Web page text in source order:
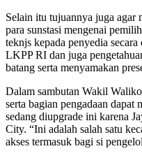
Selain itu tujuannya juga agar
para sunstasi mengenai
teknjs kepada penyedia
LKPP RI dan juga
batang serta menyamakan
Dalam sambutan Wakil
serta bagian pengadaan
sedang diupgrade ini karena
City. “Ini adalah salah satu
akses termasuk bagi si